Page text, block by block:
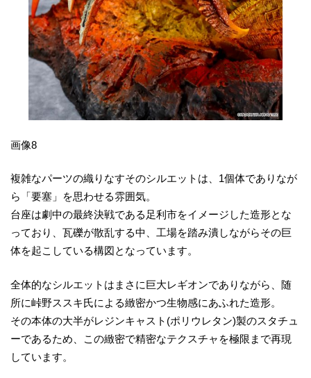
画像8
複雑なパーツの織りなすそのシルエットは、1個体でありなが
ら「要塞」を思わせる雰囲気。
台座は劇中の最終決戦である足利市をイメージした造形とな
っており、瓦礫が散乱する中、工場を踏み潰しながらその巨
体を起こしている構図となっています。
全体的なシルエットはまさに巨大レギオンでありながら、随
所に峠野ススキ氏による緻密かつ生物感にあふれた造形。
その本体の大半がレジンキャスト(ポリウレタン)製のスタチュ
ーであるため、この緻密で精密なテクスチャを極限まで再現
しています。